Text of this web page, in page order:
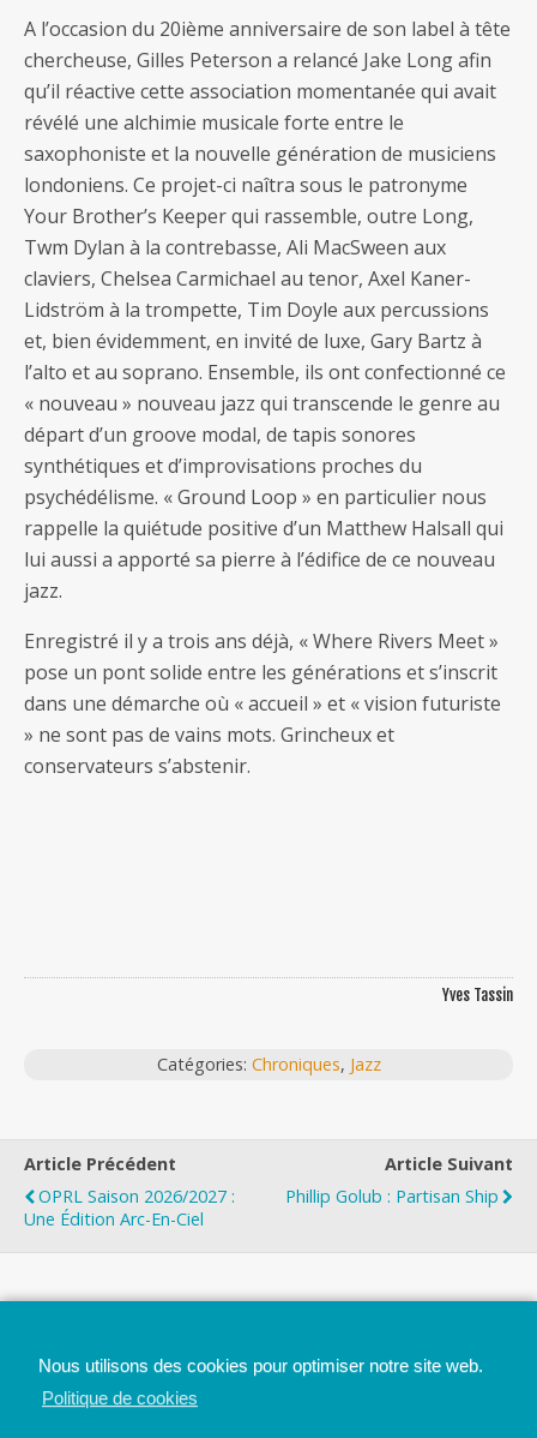
A l’occasion du 20ième anniversaire de son label à tête
chercheuse, Gilles Peterson a relancé Jake Long afin
qu’il réactive cette association momentanée qui avait
révélé une alchimie musicale forte entre le
saxophoniste et la nouvelle génération de musiciens
londoniens. Ce projet-ci naîtra sous le patronyme
Your Brother’s Keeper qui rassemble, outre Long,
Twm Dylan à la contrebasse, Ali MacSween aux
claviers, Chelsea Carmichael au tenor, Axel Kaner-
Lidström à la trompette, Tim Doyle aux percussions
et, bien évidemment, en invité de luxe, Gary Bartz à
l’alto et au soprano. Ensemble, ils ont confectionné ce
« nouveau » nouveau jazz qui transcende le genre au
départ d’un groove modal, de tapis sonores
synthétiques et d’improvisations proches du
psychédélisme. « Ground Loop » en particulier nous
rappelle la quiétude positive d’un Matthew Halsall qui
lui aussi a apporté sa pierre à l’édifice de ce nouveau
jazz.
Enregistré il y a trois ans déjà, « Where Rivers Meet »
pose un pont solide entre les générations et s’inscrit
dans une démarche où « accueil » et « vision futuriste
» ne sont pas de vains mots. Grincheux et
conservateurs s’abstenir.
Yves Tassin
Catégories: Chroniques, Jazz
Article Précédent
OPRL Saison 2026/2027 :
Une Édition Arc-En-Ciel
Article Suivant
Phillip Golub : Partisan Ship
Nous utilisons des cookies pour optimiser notre site web.
Politique de cookies